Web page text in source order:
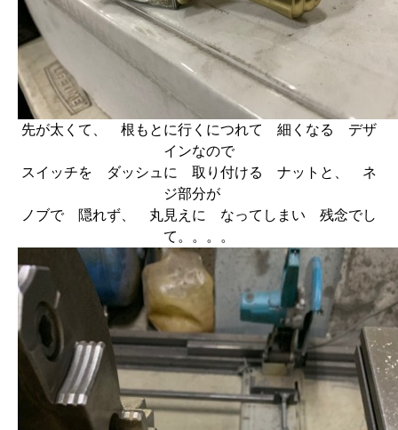
先が太くて、 根もとに行くにつれて 細くなる デザ
インなので
スイッチを ダッシュに 取り付ける ナットと、 ネ
ジ部分が
ノブで 隠れず、 丸見えに なってしまい 残念でし
て。。。。